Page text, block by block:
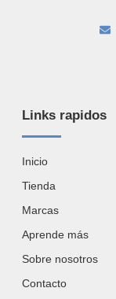
Links rapidos
Inicio
Tienda
Marcas
Aprende más
Sobre nosotros
Contacto